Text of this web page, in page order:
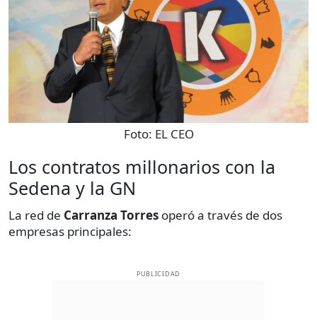
Foto: EL CEO
Los contratos millonarios con la
Sedena y la GN
La red de Carranza Torres operó a través de dos
empresas principales:
PUBLICIDAD